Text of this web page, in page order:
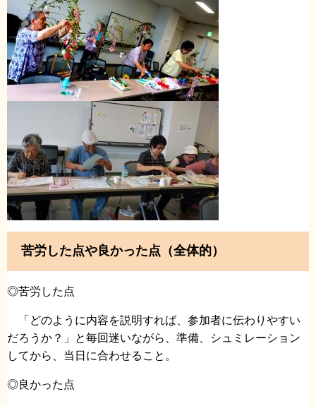
苦労した点や良かった点（全体的）
◎苦労した点
「どのように内容を説明すれば、参加者に伝わりやすい
だろうか？」と毎回迷いながら、準備、シュミレーション
してから、当日に合わせること。
◎良かった点